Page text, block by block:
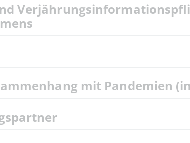
mit Pandemien